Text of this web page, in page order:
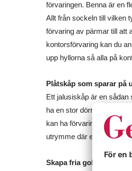
förvaringen. Benna är en
Allt från sockeln till vilken
förvaring av pärmar till att
kontorsförvaring kan du
upp hyllorna så alla på
Plåtskåp som sparar på
Ett jalusiskåp är en
ha en stor dörr som tar
kan ha förvaring på
utrymme där ett vanligt
Skapa fria golvytor med